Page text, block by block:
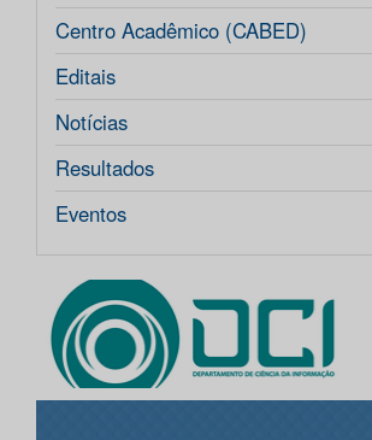
Centro Acadêmico (CABED)
Editais
Notícias
Resultados
Eventos